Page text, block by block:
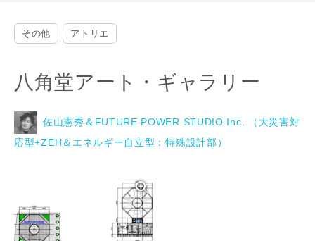
その他 アトリエ
八角堂アート・ギャラリー
佐山憲秀＆FUTURE POWER STUDIO Inc. （大災害対
応型+ZEH＆エネルギー自立型：特殊設計部）